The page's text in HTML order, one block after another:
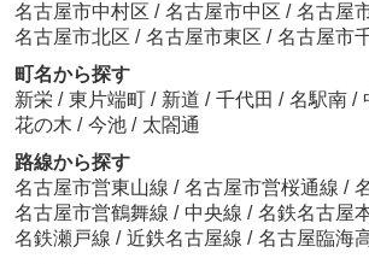
名古屋市中村区 / 名古屋市中区 / 名古屋
名古屋市北区 / 名古屋市東区 / 名古屋市
町名から探す
新栄 / 東片端町 / 新道 / 千代田 / 名駅南 /
花の木 / 今池 / 太閤通
路線から探す
名古屋市営東山線 / 名古屋市営桜通線 /
名古屋市営鶴舞線 / 中央線 / 名鉄名古屋
名鉄瀬戸線 / 近鉄名古屋線 / 名古屋臨海